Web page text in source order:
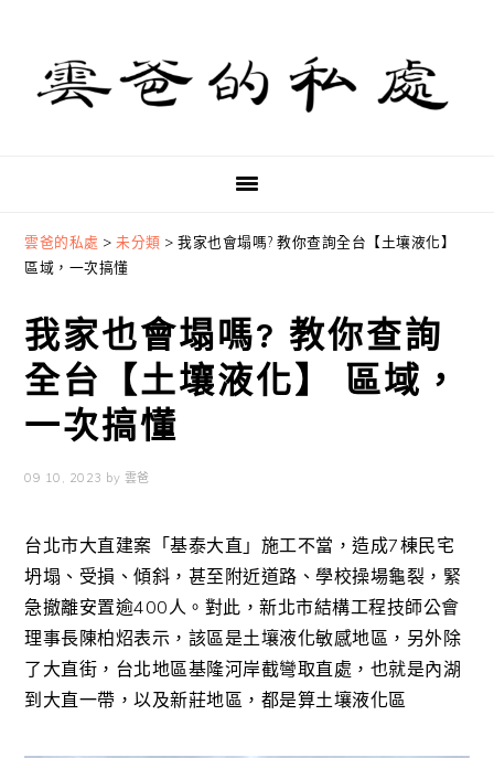
primary
navigation
content
primary
sidebar
雲爸的私處 >未分類 >我家也會塌嗎? 教你查詢全台【土壤液化】
區域，一次搞懂
我家也會塌嗎? 教你查詢
全台【土壤液化】 區域，
一次搞懂
09 10, 2023 by 雲爸
台北市大直建案「基泰大直」施工不當，造成7棟民宅
坍塌、受損、傾斜，甚至附近道路、學校操場龜裂，緊
急撤離安置逾400人。對此，新北市結構工程技師公會
理事長陳柏炤表示，該區是土壤液化敏感地區，另外除
了大直街，台北地區基隆河岸截彎取直處，也就是內湖
到大直一帶，以及新莊地區，都是算土壤液化區